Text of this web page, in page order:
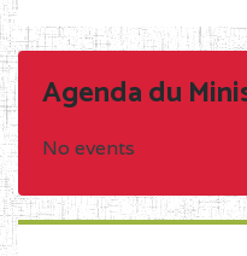
Agenda du
No events